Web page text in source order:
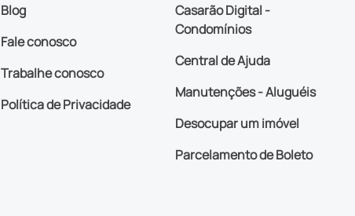
Blog
Fale conosco
Trabalhe conosco
Política de Privacidade
Casarão Digital -
Condomínios
Central de Ajuda
Manutenções - Aluguéis
Desocupar um imóvel
Parcelamento de Boleto